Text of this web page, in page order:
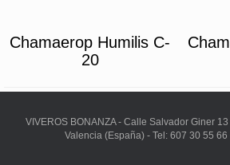
Chamaerop Humilis C-
20
VIVEROS BONANZA - Calle Salvador Giner
Valencia (España) - Tel: 607 30 55